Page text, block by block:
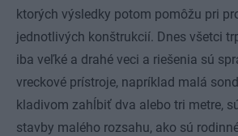
ktorých výsledky potom pomôžu pri
jednotlivých konštrukcií. Dnes všetci
iba veľké a drahé veci a riešenia sú
vreckové prístroje, napríklad malá
kladivom zahĺbiť dva alebo tri metre,
stavby malého rozsahu, ako sú